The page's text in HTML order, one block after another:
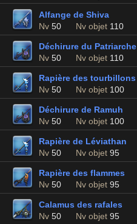
Alfange de Shiva
Nv 50 Nv objet 110
Déchirure du Patriarche
Nv 50 Nv objet 110
Rapière des tourbillons
Nv 50 Nv objet 100
Déchirure de Ramuh
Nv 50 Nv objet 100
Rapière de Léviathan
Nv 50 Nv objet 95
Rapière des flammes
Nv 50 Nv objet 95
Calamus des rafales
Nv 50 Nv objet 95